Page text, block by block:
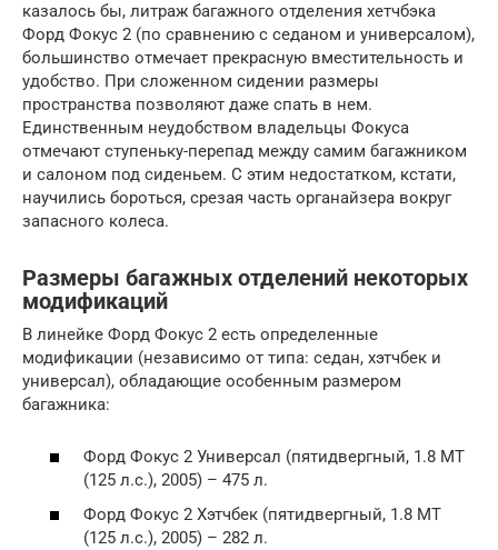
казалось бы, литраж багажного отделения хетчбэка
Форд Фокус 2 (по сравнению с седаном и универсалом),
большинство отмечает прекрасную вместительность и
удобство. При сложенном сидении размеры
пространства позволяют даже спать в нем.
Единственным неудобством владельцы Фокуса
отмечают ступеньку-перепад между самим багажником
и салоном под сиденьем. С этим недостатком, кстати,
научились бороться, срезая часть органайзера вокруг
запасного колеса.
Размеры багажных отделений некоторых
модификаций
В линейке Форд Фокус 2 есть определенные
модификации (независимо от типа: седан, хэтчбек и
универсал), обладающие особенным размером
багажника:
Форд Фокус 2 Универсал (пятидвергный, 1.8 MT
(125 л.с.), 2005) – 475 л.
Форд Фокус 2 Хэтчбек (пятидвергный, 1.8 MT
(125 л.с.), 2005) – 282 л.